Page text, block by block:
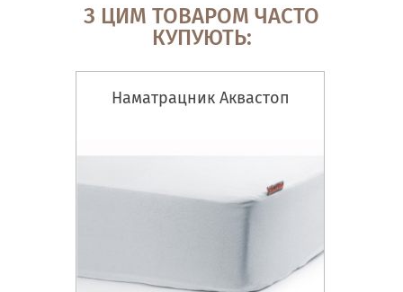
З ЦИМ ТОВАРОМ ЧАСТО
КУПУЮТЬ:
Наматрацник Аквастоп